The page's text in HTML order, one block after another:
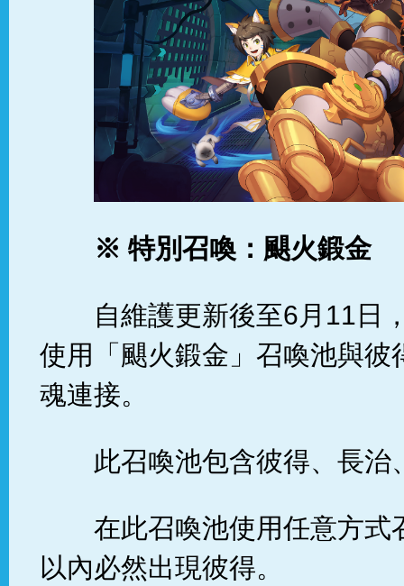
※ 特別召喚：颶火鍛金
自維護更新後至6月11日
使用「颶火鍛金」召喚池與彼
魂連接。
此召喚池包含彼得、長治
在此召喚池使用任意方式
以內必然出現彼得。